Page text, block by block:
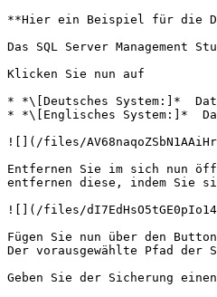
**Hier ein Beispiel für die
Das SQL Server Management
Klicken Sie nun auf
* *\[Deutsches System:]*
* *\[Englisches System:]*
![](/files/
Entfernen Sie im sich nun
entfernen diese, indem Sie
![](/files/
Fügen Sie nun über den
Der vorausgewählte Pfad der
Geben Sie der Sicherung